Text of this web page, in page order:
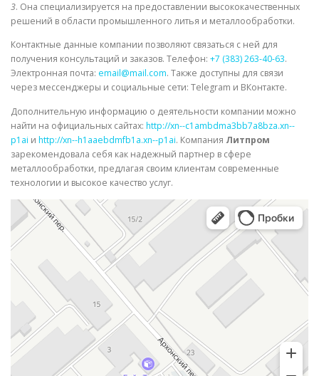
3. Она специализируется на предоставлении высококачественных
решений в области промышленного литья и металлообработки.
Контактные данные компании позволяют связаться с ней для
получения консультаций и заказов. Телефон: +7 (383) 263-40-63.
Электронная почта: email@mail.com. Также доступны для связи
через мессенджеры и социальные сети: Telegram и ВКонтакте.
Дополнительную информацию о деятельности компании можно
найти на официальных сайтах: http://xn--c1ambdma3bb7a8bza.xn--
p1ai и http://xn--h1aaebdmfb1a.xn--p1ai. Компания Литпром
зарекомендовала себя как надежный партнер в сфере
металлообработки, предлагая своим клиентам современные
технологии и высокое качество услуг.